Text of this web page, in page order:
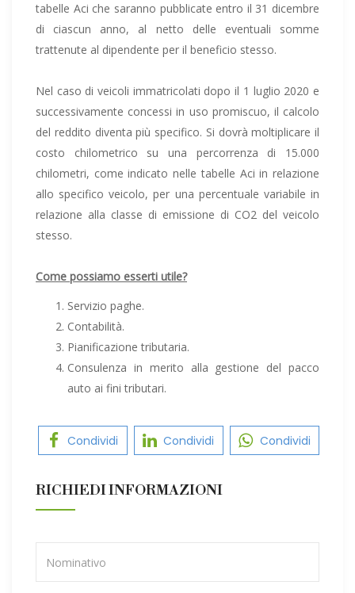
tabelle Aci che saranno pubblicate entro il 31 dicembre
di ciascun anno, al netto delle eventuali somme
trattenute al dipendente per il beneficio stesso.
Nel caso di veicoli immatricolati dopo il 1 luglio 2020 e
successivamente concessi in uso promiscuo, il calcolo
del reddito diventa più specifico. Si dovrà moltiplicare il
costo chilometrico su una percorrenza di 15.000
chilometri, come indicato nelle tabelle Aci in relazione
allo specifico veicolo, per una percentuale variabile in
relazione alla classe di emissione di CO2 del veicolo
stesso.
Come possiamo esserti utile?
Servizio paghe.
Contabilità.
Pianificazione tributaria.
Consulenza in merito alla gestione del pacco
auto ai fini tributari.
Condividi Condividi Condividi
RICHIEDI INFORMAZIONI